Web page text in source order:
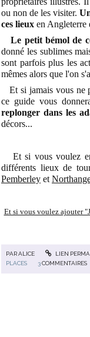
ou non de les visiter.
ces lieux en Angleterre
Le petit bémol de
donné les sublimes
sont parfois plus les
mêmes alors que l'on
Et si jamais vous ne
ce guide vous
replonger dans les
décors...
Et si vous voulez
différents lieux de
Pemberley et
Et si vous voulez ajouter
PARALICE LIEN
PLACES
3 COMMENTAIRES